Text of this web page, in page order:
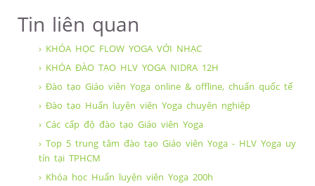
Tin liên quan
› KHÓA HỌC FLOW YOGA VỚI NHẠC
› KHÓA ĐÀO TẠO HLV YOGA NIDRA 12H
› Đào tạo Giáo viên Yoga online & offline, chuẩn quốc tế
› Đào tạo Huấn luyện viên Yoga chuyên nghiệp
› Các cấp độ đào tạo Giáo viên Yoga
› Top 5 trung tâm đào tạo Giáo viên Yoga - HLV Yoga uy
tín tại TPHCM
› Khóa học Huấn luyện viên Yoga 200h